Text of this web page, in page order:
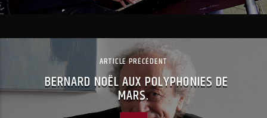
ARTICLE PRÉCÉDENT
BERNARD NOËL AUX POLYPHONIES DE
MARS.